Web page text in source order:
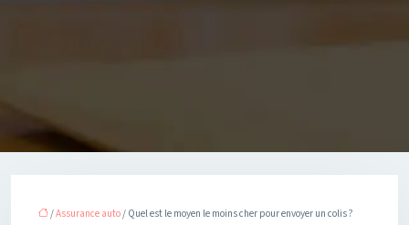
/Assurance auto/ Quel est le moyen le moins cher pour envoyer un colis ?